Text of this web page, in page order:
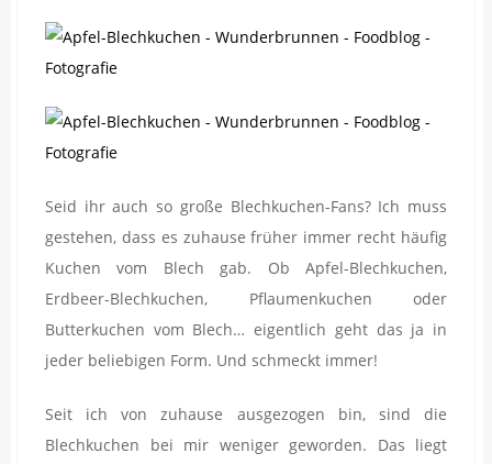
Seid ihr auch so große Blechkuchen-Fans? Ich muss
gestehen, dass es zuhause früher immer recht häufig
Kuchen vom Blech gab. Ob Apfel-Blechkuchen,
Erdbeer-Blechkuchen, Pflaumenkuchen oder
Butterkuchen vom Blech… eigentlich geht das ja in
jeder beliebigen Form. Und schmeckt immer!
Seit ich von zuhause ausgezogen bin, sind die
Blechkuchen bei mir weniger geworden. Das liegt